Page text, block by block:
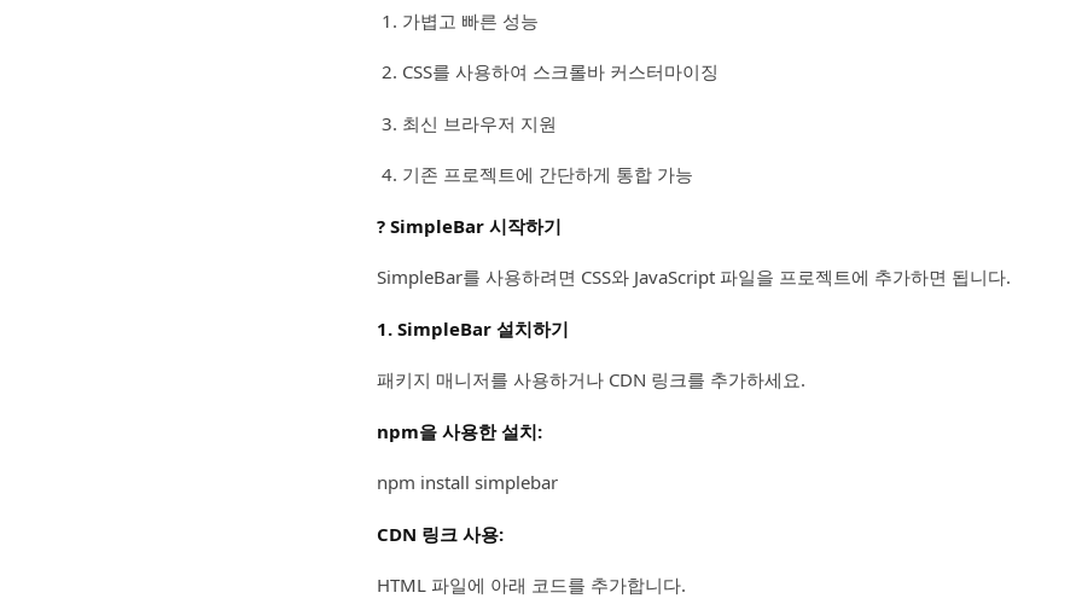
가볍고 빠른 성능
CSS를 사용하여 스크롤바 커스터마이징
최신 브라우저 지원
기존 프로젝트에 간단하게 통합 가능
? SimpleBar 시작하기
SimpleBar를 사용하려면 CSS와 JavaScript 파일을 프로젝트에 추가하면 됩니다.
1. SimpleBar 설치하기
패키지 매니저를 사용하거나 CDN 링크를 추가하세요.
npm을 사용한 설치:
npm install simplebar
CDN 링크 사용:
HTML 파일에 아래 코드를 추가합니다.